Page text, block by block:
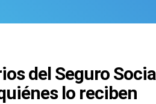
del Seguro
lo reciben